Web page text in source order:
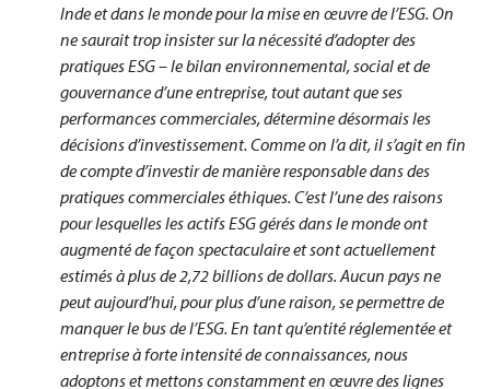
Inde et dans le monde pour la mise en œuvre de l’ESG. On
ne saurait trop insister sur la nécessité d’adopter des
pratiques ESG – le bilan environnemental, social et de
gouvernance d’une entreprise, tout autant que ses
performances commerciales, détermine désormais les
décisions d’investissement. Comme on l’a dit, il s’agit en fin
de compte d’investir de manière responsable dans des
pratiques commerciales éthiques. C’est l’une des raisons
pour lesquelles les actifs ESG gérés dans le monde ont
augmenté de façon spectaculaire et sont actuellement
estimés à plus de 2,72 billions de dollars. Aucun pays ne
peut aujourd’hui, pour plus d’une raison, se permettre de
manquer le bus de l’ESG. En tant qu’entité réglementée et
entreprise à forte intensité de connaissances, nous
adoptons et mettons constamment en œuvre des lignes